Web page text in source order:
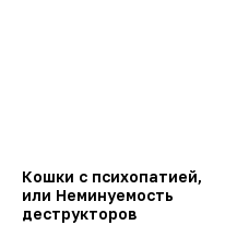
Кошки с психопатией,
или Неминуемость
деструкторов